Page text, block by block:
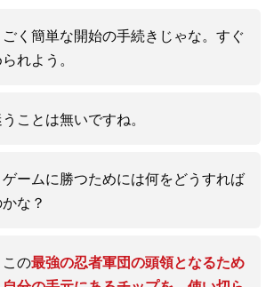
く簡単な開始の手続きじゃな。すぐ
れよう。
ことは無いですね。
ームに勝つためには何をどうすれば
な？
の最強の忍者軍団の頭領となるため